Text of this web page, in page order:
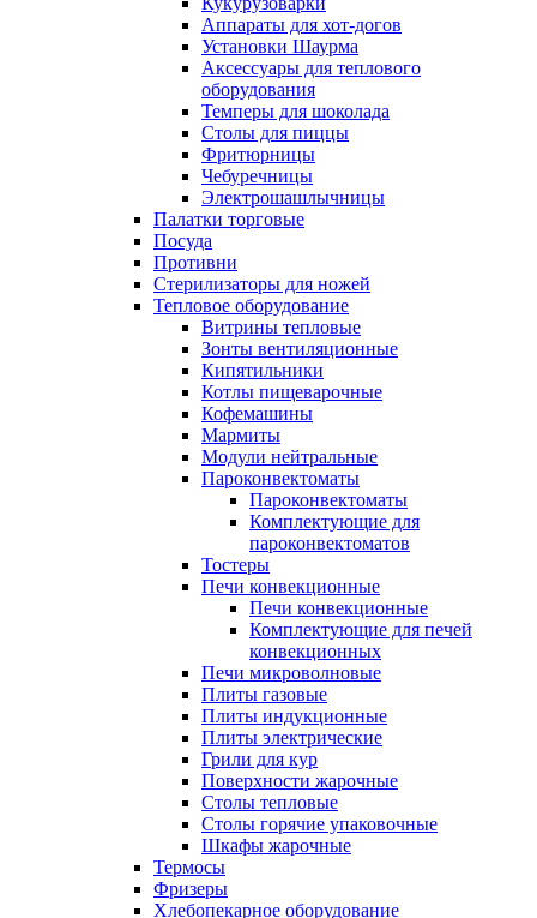
Аппараты для хот-догов
Установки Шаурма
Аксессуары для теплового
оборудования
Темперы для шоколада
Столы для пиццы
Фритюрницы
Чебуречницы
Электрошашлычницы
Палатки торговые
Посуда
Противни
Стерилизаторы для ножей
Тепловое оборудование
Витрины тепловые
Зонты вентиляционные
Кипятильники
Котлы пищеварочные
Кофемашины
Мармиты
Модули нейтральные
Пароконвектоматы
Пароконвектоматы
Комплектующие для
пароконвектоматов
Тостеры
Печи конвекционные
Печи конвекционные
Комплектующие для печей
конвекционных
Печи микроволновые
Плиты газовые
Плиты индукционные
Плиты электрические
Грили для кур
Поверхности жарочные
Столы тепловые
Столы горячие упаковочные
Шкафы жарочные
Термосы
Фризеры
Хлебопекарное оборудование